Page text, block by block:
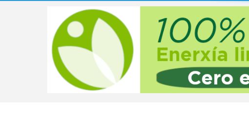
Contenidos portadaAccesibilidad